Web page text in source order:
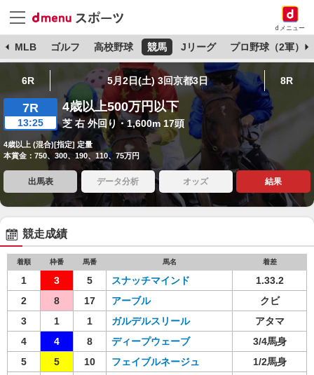
dメニュー
MLB ゴルフ 高校野球 競馬 Jリーグ プロ野球（2軍）
6R 5月2日(土) 3回京都3日 8R
7R
13:25
4歳以上500万円以下
芝 右 外回り・1,600m 17頭
4歳以上 (混合)[指定] 定量
本賞金：750、300、190、110、75万円
出馬表 データ分析 オッズ 結果
競走成績
着順 枠番 馬番 馬名 着差
1 3 5 スナッチマインド
1.33.2
2
8 17 アーブル
クビ
3
1 1 ガルデルスリール
アタマ
4
4 8 ディープウェーブ
3/4馬身
5
5 10 フェイブルネージュ
1/2馬身